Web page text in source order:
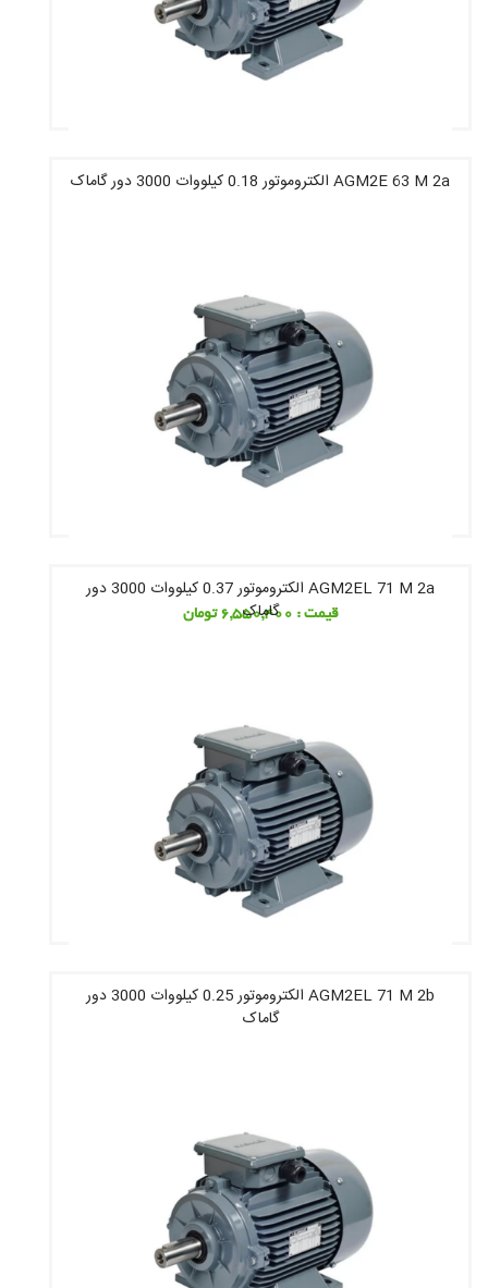
AGM2E 63 M 2a الکتروموتور 0.18 کیلووات 3000 دور گاماک
قیمت : 6,550,400 تومان
AGM2EL 71 M 2a الکتروموتور 0.37 کیلووات 3000 دور
گاماک
AGM2EL 71 M 2b الکتروموتور 0.25 کیلووات 3000 دور
گاماک